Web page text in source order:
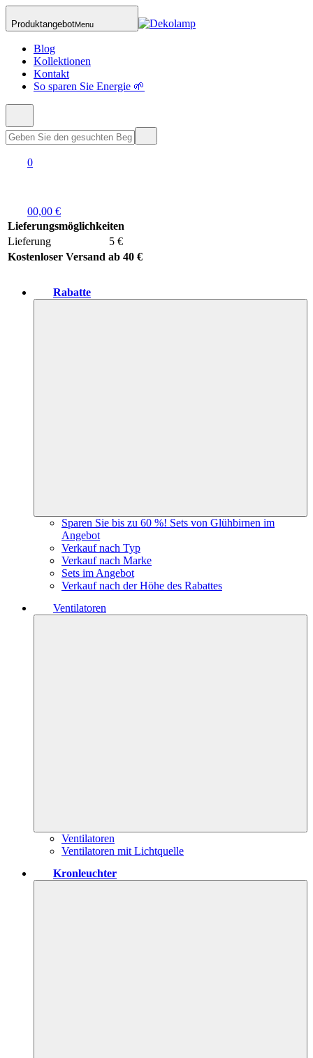
ProduktangebotMenu
Blog
Kollektionen
Kontakt
So sparen Sie Energie 🌱
0
00,00 €
Lieferungsmöglichkeiten
Lieferung
5 €
Kostenloser Versand ab 40 €
Rabatte
Sparen Sie bis zu 60 %! Sets von Glühbirnen im
Angebot
Verkauf nach Typ
Verkauf nach Marke
Sets im Angebot
Verkauf nach der Höhe des Rabattes
Ventilatoren
Ventilatoren
Ventilatoren mit Lichtquelle
Kronleuchter